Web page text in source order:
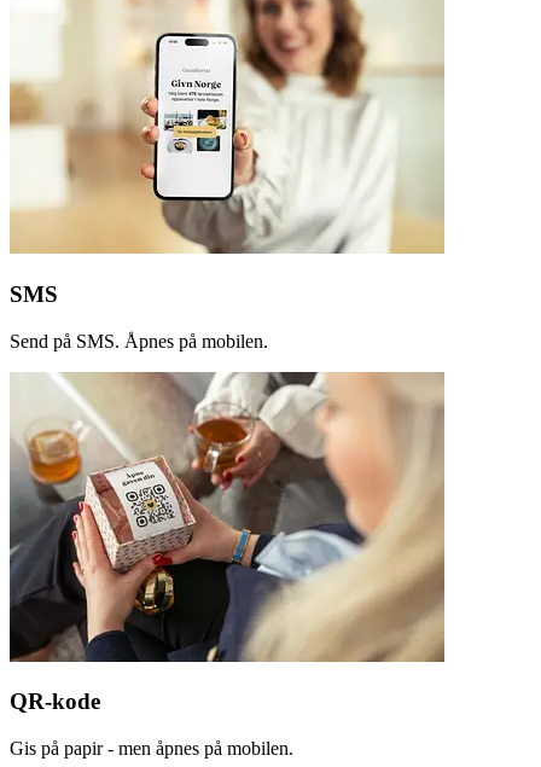
SMS
Send på SMS. Åpnes på mobilen.
QR-kode
Gis på papir - men åpnes på mobilen.